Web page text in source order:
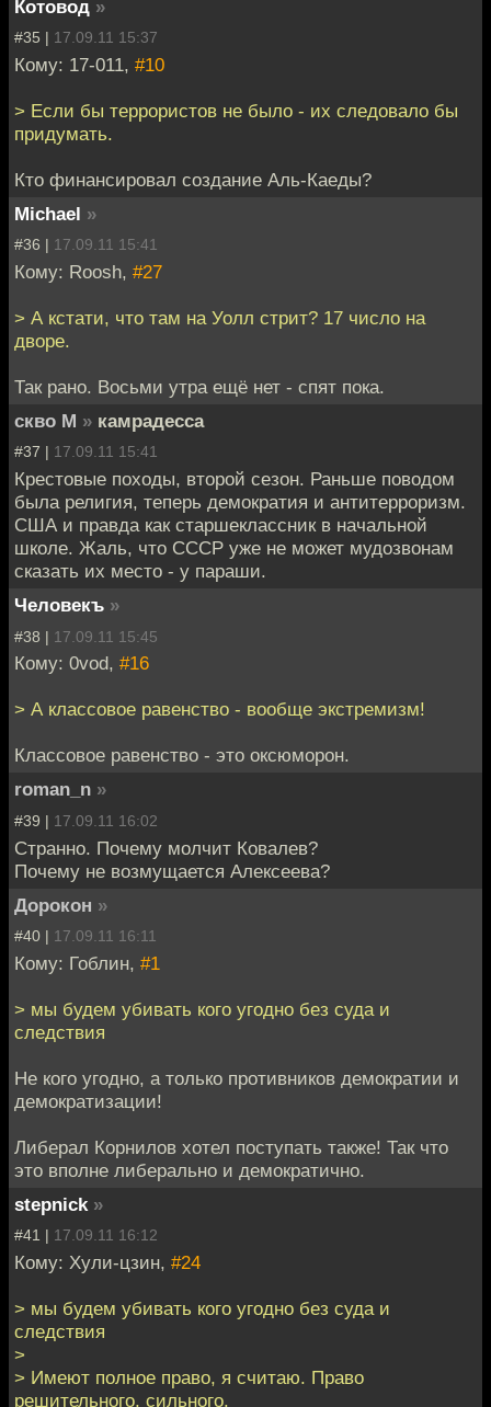
Котовод »
#35 | 17.09.11 15:37
Кому: 17-011, #10
> Если бы террористов не было - их следовало бы
придумать.
Кто финансировал создание Аль-Каеды?
Мichael »
#36 | 17.09.11 15:41
Кому: Roosh, #27
> А кстати, что там на Уолл стрит? 17 число на
дворе.
Так рано. Восьми утра ещё нет - спят пока.
скво М » камрадесса
#37 | 17.09.11 15:41
Крестовые походы, второй сезон. Раньше поводом
была религия, теперь демократия и антитерроризм.
США и правда как старшеклассник в начальной
школе. Жаль, что СССР уже не может мудозвонам
сказать их место - у параши.
Человекъ »
#38 | 17.09.11 15:45
Кому: 0vod, #16
> А классовое равенство - вообще экстремизм!
Классовое равенство - это оксюморон.
roman_n »
#39 | 17.09.11 16:02
Странно. Почему молчит Ковалев?
Почему не возмущается Алексеева?
Дорокон »
#40 | 17.09.11 16:11
Кому: Гоблин, #1
> мы будем убивать кого угодно без суда и
следствия
Не кого угодно, а только противников демократии и
демократизации!
Либерал Корнилов хотел поступать также! Так что
это вполне либерально и демократично.
stepnick »
#41 | 17.09.11 16:12
Кому: Хули-цзин, #24
> мы будем убивать кого угодно без суда и
следствия
>
> Имеют полное право, я считаю. Право
решительного, сильного.